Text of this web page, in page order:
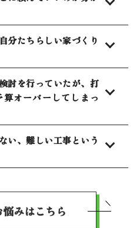
分たちらしい家づくり
討を行っていたが、打
オーバーしてしまっ
い、難しい工事という
みはこちら